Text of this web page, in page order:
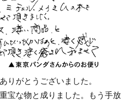
りがとうございました。
宝な物と成りました。もう手放